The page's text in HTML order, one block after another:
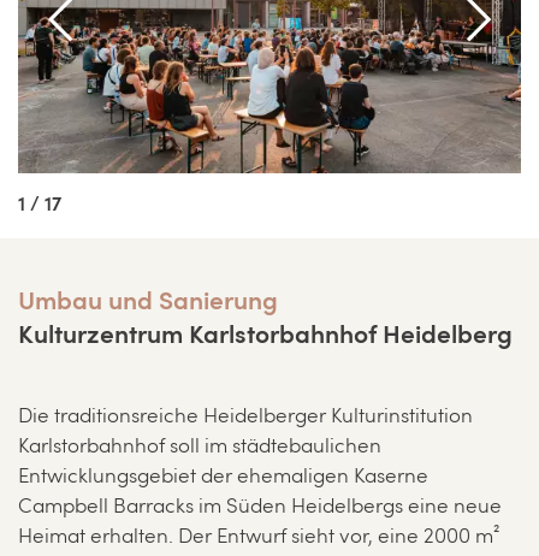
1 / 17
Umbau und Sanierung
Kulturzentrum Karlstorbahnhof Heidelberg
Die traditionsreiche Heidelberger Kulturinstitution
Karlstorbahnhof soll im städtebaulichen
Entwicklungsgebiet der ehemaligen Kaserne
Campbell Barracks im Süden Heidelbergs eine neue
Heimat erhalten. Der Entwurf sieht vor, eine 2000 m²